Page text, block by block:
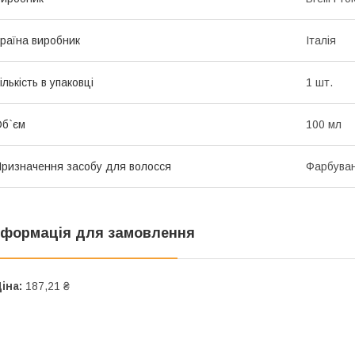
виробник Італія
в упаковці 1 шт.
100 мл
засобу для волосся
для замовлення
187,21 ₴